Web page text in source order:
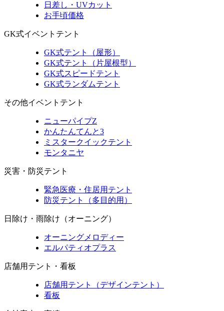
日差し・UVカット
お手頃価格
GK式イベントテント
GK式テント（屋形）
GK式テント（片屋根型）
GK式スピードテント
GK式ランダムテント
その他イベントテント
ニューパイプZ
かんたんてんと3
ミスタークイックテント
モンタニヤ
災害・防災テント
緊急医療・住居用テント
防災テント（多目的用）
日除け・雨除け（オーニング）
オーニングメロディー
エルパティオプラス
店舗用テント・看板
店舗用テント（デザインテント）
看板